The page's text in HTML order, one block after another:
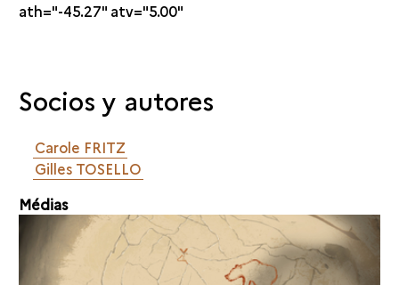
ath="-45.27" atv="5.00"
Socios y autores
Carole FRITZ
Gilles TOSELLO
Médias